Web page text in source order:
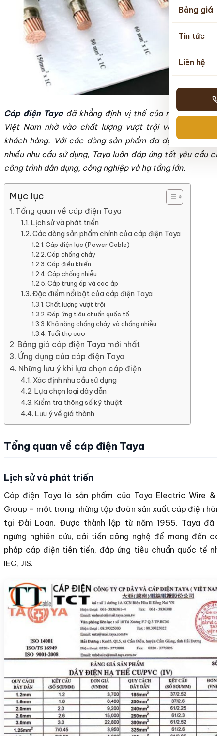
Bảng giá
Tin tức
Liên hệ
Cáp điện Tayađã khẳng định vị thế của mình trên thị
Việt Nam nhờ vào chất lượng vượt trội và sự tin
khách hàng. Với các dòng sản phẩm đa dạng và phù
nhiều nhu cầu sử dụng, Taya luôn đáp ứng tốt yêu cầu
công trình dân dụng, công nghiệp và hạ tầng lớn.
Mục lục
Tổng quan về cáp điện Taya
Lịch sử và phát triển
Các dòng sản phẩm chính của cáp điện Taya
Cáp điện lực (Power Cable)
Cáp chống cháy
Cáp điều khiển
Cáp chống nhiễu
Cáp trung áp và cao áp
Đặc điểm nổi bật của cáp điện Taya
Chất lượng vượt trội
Đáp ứng tiêu chuẩn quốc tế
Khả năng chống cháy và chống nhiễu
Tuổi thọ cao
Bảng giá cáp điện Taya mới nhất
Ứng dụng của cáp điện Taya
Những lưu ý khi lựa chọn cáp điện
Xác định nhu cầu sử dụng
Lựa chọn loại dây dẫn
Kiểm tra thông số kỹ thuật
Lưu ý về giá thành
Tổng quan về cáp điện Taya
Lịch sử và phát triển
Cáp điện Taya là sản phẩm của Taya Electric Wire
Group – một trong những tập đoàn sản xuất cáp điện
tại Đài Loan. Được thành lập từ năm 1955, Taya đã
ngừng nghiên cứu, cải tiến công nghệ để mang đến
pháp cáp điện tiên tiến, đáp ứng tiêu chuẩn quốc tế
IEC, JIS.